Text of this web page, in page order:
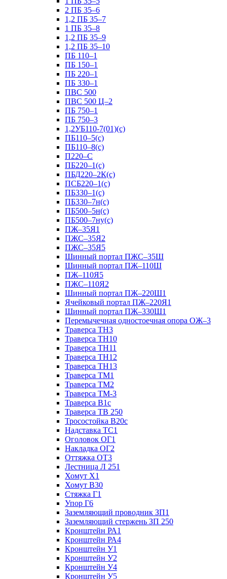
2 ПБ 35–6
1,2 ПБ 35–7
1 ПБ 35–8
1,2 ПБ 35–9
1,2 ПБ 35–10
ПБ 110–1
ПБ 150–1
ПБ 220–1
ПБ 330–1
ПВС 500
ПВС 500 Ц–2
ПБ 750–1
ПБ 750–3
1,2УБ110-7(01)(с)
ПБ110–5(с)
ПБ110–8(с)
П220–С
ПБ220–1(с)
ПБД220–2К(с)
ПСБ220–1(с)
ПБ330–1(с)
ПБ330–7н(с)
ПБ500–5н(с)
ПБ500–7ну(с)
ПЖ–35Я1
ПЖС–35Я2
ПЖС–35Я5
Шинный портал ПЖС–35Ш
Шинный портал ПЖ–110Ш
ПЖ–110Я5
ПЖС–110Я2
Шинный портал ПЖ–220Ш1
Ячейковый портал ПЖ–220Я1
Шинный портал ПЖ–330Ш1
Перемычечная одностоечная опора ОЖ–3
Траверса ТН3
Траверса ТН10
Траверса ТН11
Траверса ТН12
Траверса ТН13
Траверса ТМ1
Траверса ТМ2
Траверса ТМ-3
Траверса В1с
Траверса ТВ 250
Тросостойка В20с
Надставка ТС1
Оголовок ОГ1
Накладка ОГ2
Оттяжка ОТ3
Лестница Л 251
Хомут Х1
Хомут В30
Стяжка Г1
Упор Г6
Заземляющий проводник ЗП1
Заземляющий стержень ЗП 250
Кронштейн РА1
Кронштейн РА4
Кронштейн У1
Кронштейн У2
Кронштейн У4
Кронштейн У5